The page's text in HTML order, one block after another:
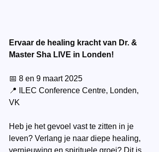
Ervaar de healing kracht van Dr. &
Master Sha LIVE in Londen!
📅 8 en 9 maart 2025
📍 ILEC Conference Centre, Londen,
VK
Heb je het gevoel vast te zitten in je
leven? Verlang je naar diepe healing,
vernieuwing en spirituele groei? Dit is